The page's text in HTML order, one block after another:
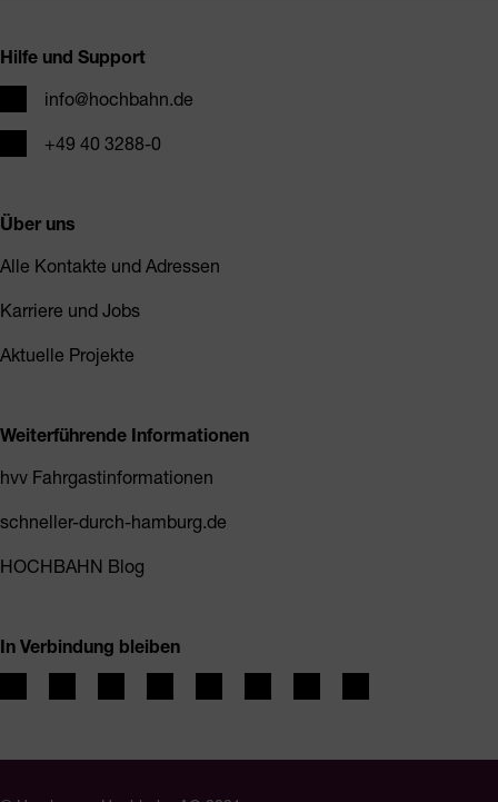
Hilfe und Support
E-Mailinfo@hochbahn.de
Telefon+49 40 3288-0
Über uns
Alle Kontakte und Adressen
Karriere und Jobs
Aktuelle Projekte
Weiterführende Informationen
hvv Fahrgastinformationen
schneller-durch-hamburg.de
HOCHBAHN Blog
In Verbindung bleiben